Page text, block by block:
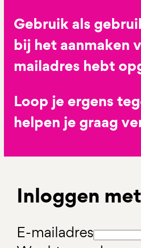
Gebruik als
bij het aanmaken
mailadres hebt
Loop je ergens
helpen je graag
Inloggen
E-mailadres